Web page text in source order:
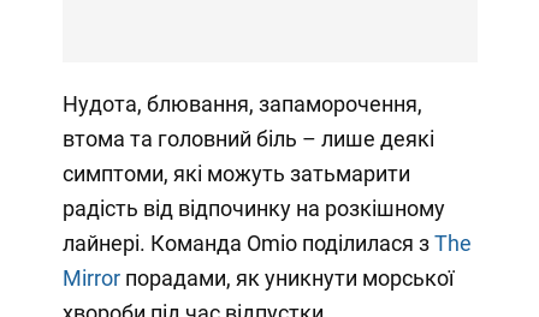
Нудота, блювання, запаморочення,
втома та головний біль – лише деякі
симптоми, які можуть затьмарити
радість від відпочинку на розкішному
лайнері. Команда Omio поділилася зThe
Mirrorпорадами, як уникнути морської